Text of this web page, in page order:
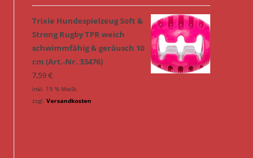
Trixie Hundespielzeug Soft &
Strong Rugby TPR weich
schwimmfähig & geräusch 10
cm (Art.-Nr. 33476)
7,59€
inkl. 19 % MwSt.
zzgl. Versandkosten